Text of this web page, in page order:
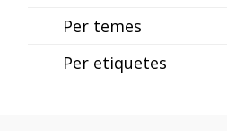
Per temes
Per etiquetes